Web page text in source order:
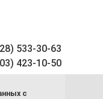
с
533-30-63
423-10-50